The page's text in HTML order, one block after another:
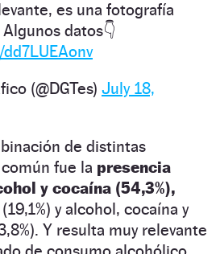
es una fotografía
datos👇
(@DGTes) July 18,
de distintas
fue la presencia
y cocaína (54,3%),
y alcohol, cocaína y
Y resulta muy relevante